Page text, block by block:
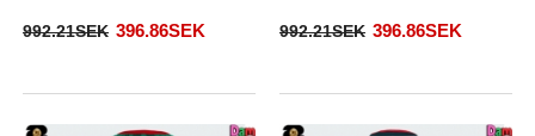
992.21SEK 396.86SEK 992.21SEK 396.86SEK